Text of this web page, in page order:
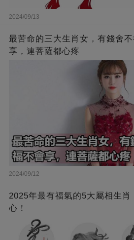
2024/09/13
最苦命的三大生肖女，有錢舍
享，連菩薩都心疼
2024/09/12
2025年最有福氣的5大屬相生肖
心！